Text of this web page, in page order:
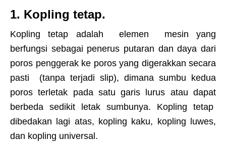
1. Kopling tetap.
Kopling tetap adalah elemen mesin yang
berfungsi sebagai penerus putaran dan daya dari
poros penggerak ke poros yang digerakkan secara
pasti (tanpa terjadi slip), dimana sumbu kedua
poros terletak pada satu garis lurus atau dapat
berbeda sedikit letak sumbunya. Kopling tetap
dibedakan lagi atas, kopling kaku, kopling luwes,
dan kopling universal.